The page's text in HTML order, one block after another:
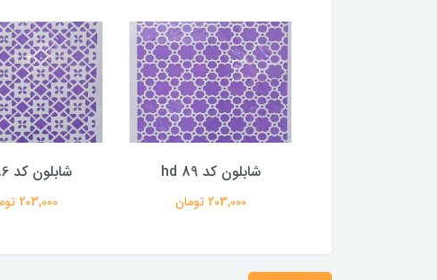
شابلون کد hd 89
203,000 تومان
شابلون کد hd 86
203,000 تومان